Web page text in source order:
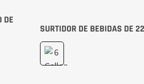
DE
SURTIDOR DE BEBIDAS DE